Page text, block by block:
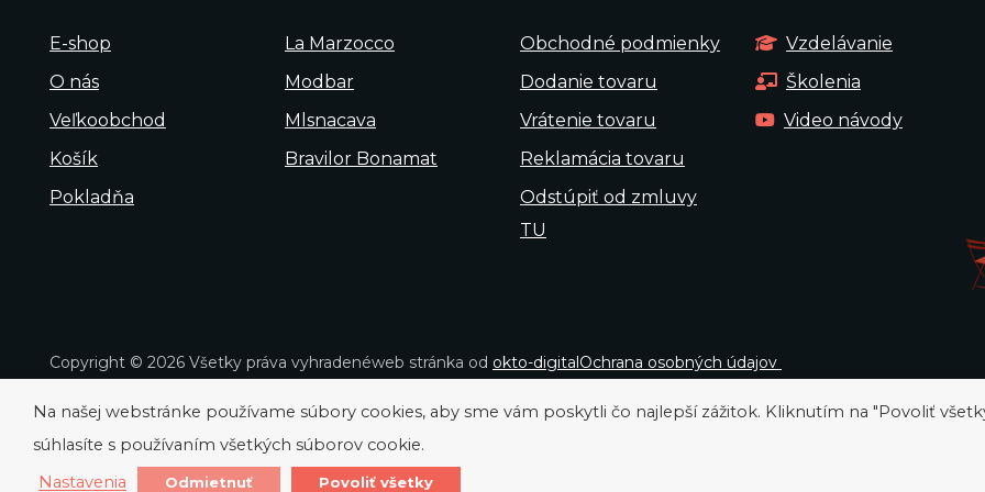
E-shop
O nás
Veľkoobchod
Košík
Pokladňa
La Marzocco
Modbar
Mlsnacava
Bravilor Bonamat
Obchodné podmienky
Dodanie tovaru
Vrátenie tovaru
Reklamácia tovaru
Odstúpiť od zmluvy
TU
Vzdelávanie
Školenia
Video návody
Copyright © 2026 Všetky práva vyhradenéweb stránka od okto-digitalOchrana osobných údajov
Na našej webstránke používame súbory cookies, aby sme vám poskytli čo najlepší zážitok. Kliknutím na "Povoliť
súhlasíte s používaním všetkých súborov cookie.
Nastavenia
Odmietnuť Povoliť všetky